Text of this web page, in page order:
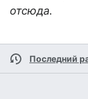
отсюда.
Последний